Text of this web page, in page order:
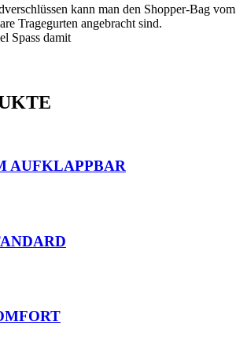
kann man den Shopper-Bag
Tragegurten angebracht sind.
Spass damit
AUFKLAPPBAR